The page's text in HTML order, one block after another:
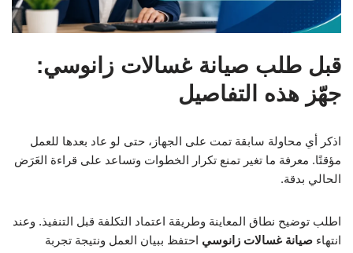
قبل طلب صيانة غسالات زانوسي:
جهّز هذه التفاصيل
اذكر أي محاولة سابقة تمت على الجهاز، حتى لو عاد بعدها للعمل
مؤقتًا. معرفة ما تغير تمنع تكرار الخطوات وتساعد على قراءة العَرَض
الحالي بدقة.
اطلب توضيح نطاق المعاينة وطريقة اعتماد التكلفة قبل التنفيذ. وعند
انتهاء صيانة غسالات زانوسي احتفظ ببيان العمل ونتيجة تجربة